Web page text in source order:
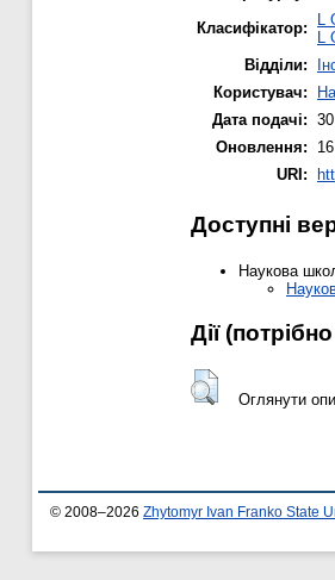
Класифікатор:
L
L
Відділи:
Користувач:
Дата подачі:
Оновлення:
URI:
Доступні
Наукова
Дії
Оглянути
© 2008–2026 Zhytomyr Ivan Franko State